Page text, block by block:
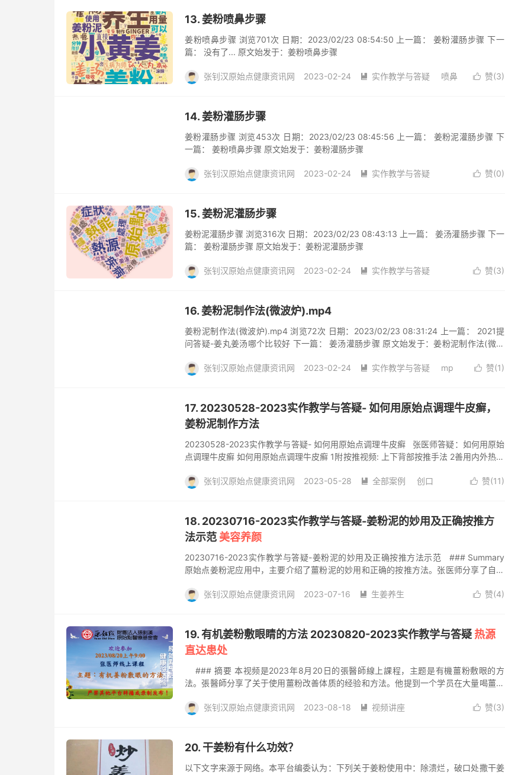
13. 姜粉喷鼻步骤
姜粉喷鼻步骤 浏览701次 日期：2023/02/23 08:54:50 上一篇： 姜粉灌肠步骤 下一
篇： 没有了... 原文始发于：姜粉喷鼻步骤
 赞(3)
张钊汉原始点健康资讯网 2023-02-24  实作教学与答疑
喷鼻
14. 姜粉灌肠步骤
姜粉灌肠步骤 浏览453次 日期：2023/02/23 08:45:56 上一篇： 姜粉泥灌肠步骤 下
一篇： 姜粉喷鼻步骤 原文始发于：姜粉灌肠步骤
 赞(0)
张钊汉原始点健康资讯网 2023-02-24 
实作教学与答疑
15. 姜粉泥灌肠步骤
姜粉泥灌肠步骤 浏览316次 日期：2023/02/23 08:43:13 上一篇： 姜汤灌肠步骤 下一
篇： 姜粉灌肠步骤 原文始发于：姜粉泥灌肠步骤
 赞(3)
张钊汉原始点健康资讯网 2023-02-24 
实作教学与答疑
16. 姜粉泥制作法(微波炉).mp4
姜粉泥制作法(微波炉).mp4 浏览72次 日期：2023/02/23 08:31:24 上一篇： 2021提
问答疑-姜丸姜汤哪个比较好 下一篇： 姜汤灌肠步骤 原文始发于：姜粉泥制作法(微波
 赞(1)
张钊汉原始点健康资讯网 2023-02-24  实作教学与答疑
mp
17. 20230528-2023实作教学与答疑- 如何用原始点调理牛皮癣，
姜粉泥制作方法
20230528-2023实作教学与答疑- 如何用原始点调理牛皮癣 张医师答疑：如何用原始
点调理牛皮癣 如何用原始点调理牛皮癣 1附按推视频: 上下背部按推手法 2善用内外热源
寒热表 5.熟读原始点理论 全球爱好原始点的家人们大家好 今天是2023年5月28号 张医
我们会放牛皮癣的案例 好老师请您开始 今天最主要是要把热源应用在皮肤上的 一些原
则性的重要关键点 点出来 让大家在第一线操作的人 以...
 赞(11)
张钊汉原始点健康资讯网 2023-05-28  全部案例
创口
18. 20230716-2023实作教学与答疑-姜粉泥的妙用及正确按推方
法示范 美容养颜
20230716-2023实作教学与答疑-姜粉泥的妙用及正确按推方法示范 ### Summary
原始点姜粉泥应用中，主要介绍了薑粉泥的妙用和正确的按推方法。张医师分享了自己
年轻人也要重视皮肤保养。在视频中，还提到了薑粉泥的使用注意事项和自己的使用习
- 🧴 每天晚上使用薑粉泥，至少需要十五分钟，包括眼眶周围和眼瞼。 - 不洗掉薑粉
泥，认为有机的薑粉泥可以用于皮肤和食用，整晚都保持...
 赞(4)
张钊汉原始点健康资讯网 2023-07-16 
生姜养生
19. 有机姜粉敷眼睛的方法 20230820-2023实作教学与答疑 热源
直达患处
### 摘要 本视频是2023年8月20日的張醫師線上課程，主题是有機薑粉敷眼的方
法。張醫師分享了关于使用薑粉改善体质的经验和方法。他提到一个学员在大量喝薑粉
感，并分享了自己的喝法。他还讨论了眼部和鼻部使用薑粉的效果。張醫師认为坚持喝
学员提供了将薑粉泥喝稀一些的方法，强调一口气喝完可以减少辣感。 - 💡 张医师分享
 赞(3)
张钊汉原始点健康资讯网 2023-08-18 
视频讲座
20. 干姜粉有什么功效？
以下文字来源于网络。本平台编委认为：下列关于姜粉使用中：除溃烂，破口处撒干姜